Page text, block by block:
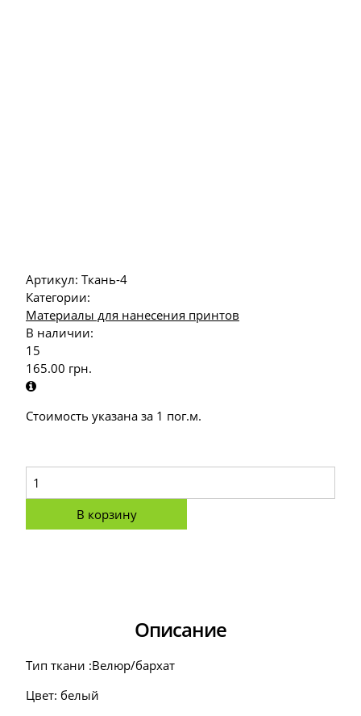
Артикул: Ткань-4
Категории:
Материалы для нанесения принтов
В наличии:
15
165.00 грн.
Стоимость указана за 1 пог.м.
В корзину
Описание
Тип ткани :Велюр/бархат
Цвет: белый